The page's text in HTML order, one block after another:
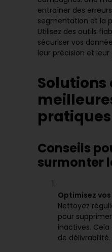
entraîner des
segmentation et la
Utilisez des outils
sécuriser vos
leur précision et
Solutions
pratiques
Conseils
surmonter
Optimisez
Nettoyez
pour
inactives.
de délivrabilité.